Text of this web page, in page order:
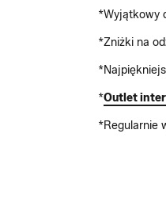
*Wyjątkowy
*Zniżki na
*Outlet
*Regularnie